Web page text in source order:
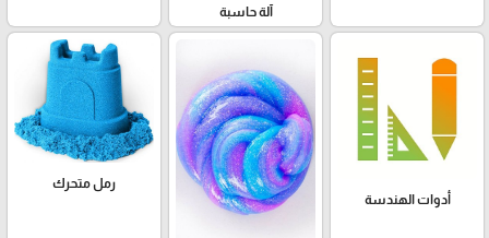
آلة حاسبة
أدوات الهندسة
رمل متحرك